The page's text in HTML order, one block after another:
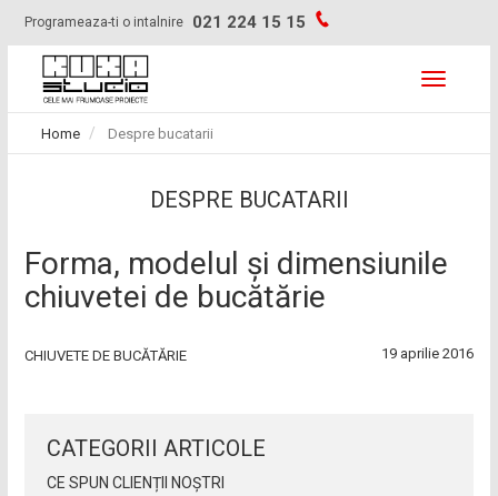
content
Programeaza-ti o intalnire 021 224 15 15
Toggle
Home Despre bucatarii
DESPRE BUCATARII
Forma, modelul și dimensiunile
chiuvetei de bucătărie
CHIUVETE DE BUCĂTĂRIE 19 aprilie 2016
CATEGORII ARTICOLE
CE SPUN CLIENȚII NOȘTRI